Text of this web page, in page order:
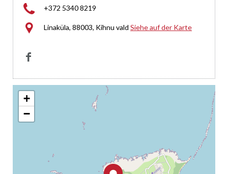
 +372 5340 8219
 Linaküla, 88003, Kihnu vald Siehe auf der Karte

+
−